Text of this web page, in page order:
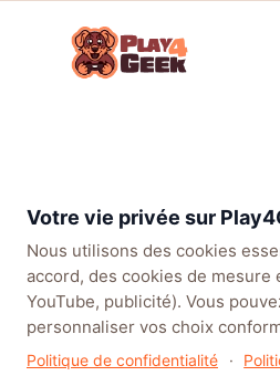
monde entier
Votre vie privée sur
Nous utilisons des cookies
accord, des cookies de mesure
YouTube, publicité). Vous
personnaliser vos choix
Politique de confidentialité ·